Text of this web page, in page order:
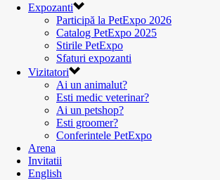
Expozanti
Participă la PetExpo 2026
Catalog PetExpo 2025
Stirile PetExpo
Sfaturi expozanti
Vizitatori
Ai un animalut?
Esti medic veterinar?
Ai un petshop?
Esti groomer?
Conferintele PetExpo
Arena
Invitatii
English